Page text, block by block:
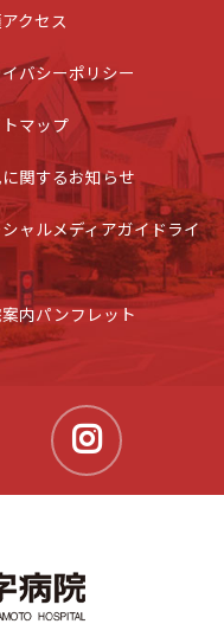
クセス
バシーポリシー
マップ
関するお知らせ
ャルメディアガイドライ
内パンフレット